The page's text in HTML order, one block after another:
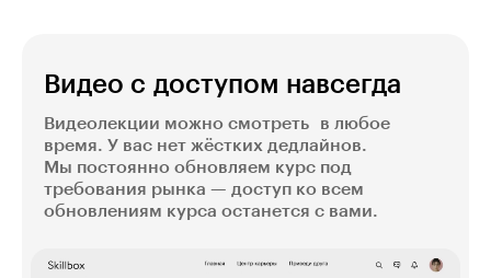
Видео с доступом навсегда
Видеолекции можно смотреть в любое
время. У вас нет жёстких дедлайнов.
Мы постоянно обновляем курс под
требования рынка — доступ ко всем
обновлениям курса останется с вами.